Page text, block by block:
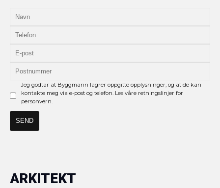
Jeg godtar at Byggmann lagrer oppgitte opplysninger, og at de kan
kontakte meg via e-post og telefon. Les våre retningslinjer for
personvern.
ARKITEKT